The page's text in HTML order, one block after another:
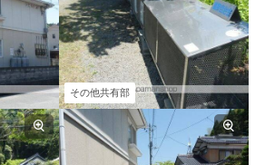
その他共有部